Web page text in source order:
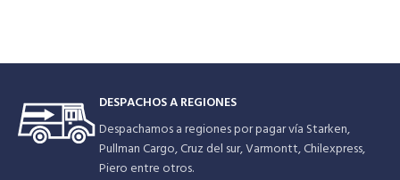
DESPACHOS A REGIONES
Despachamos a regiones por pagar vía Starken,
Pullman Cargo, Cruz del sur, Varmontt, Chilexpress,
Piero entre otros.